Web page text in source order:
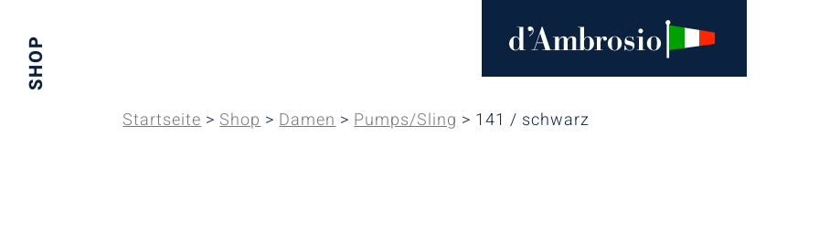
SHOP
Startseite>Shop>Damen>Pumps/Sling> 141 / schwarz